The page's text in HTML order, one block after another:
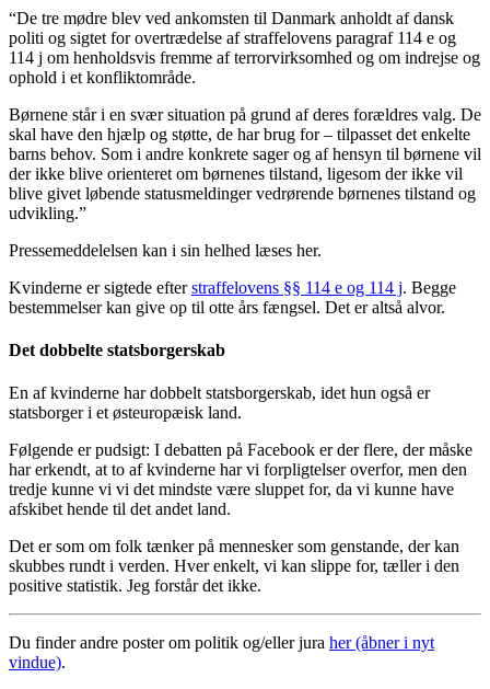
“De tre mødre blev ved ankomsten til Danmark anholdt af dansk
politi og sigtet for overtrædelse af straffelovens paragraf 114 e og
114 j om henholdsvis fremme af terrorvirksomhed og om indrejse og
ophold i et konfliktområde.
Børnene står i en svær situation på grund af deres forældres valg. De
skal have den hjælp og støtte, de har brug for – tilpasset det enkelte
barns behov. Som i andre konkrete sager og af hensyn til børnene vil
der ikke blive orienteret om børnenes tilstand, ligesom der ikke vil
blive givet løbende statusmeldinger vedrørende børnenes tilstand og
udvikling.”
Pressemeddelelsen kan i sin helhed læses her.
Kvinderne er sigtede efterstraffelovens §§ 114 e og 114 j. Begge
bestemmelser kan give op til otte års fængsel. Det er altså alvor.
Det dobbelte statsborgerskab
En af kvinderne har dobbelt statsborgerskab, idet hun også er
statsborger i et østeuropæisk land.
Følgende er pudsigt: I debatten på Facebook er der flere, der måske
har erkendt, at to af kvinderne har vi forpligtelser overfor, men den
tredje kunne vi vi det mindste være sluppet for, da vi kunne have
afskibet hende til det andet land.
Det er som om folk tænker på mennesker som genstande, der kan
skubbes rundt i verden. Hver enkelt, vi kan slippe for, tæller i den
positive statistik. Jeg forstår det ikke.
Du finder andre poster om politik og/eller jura her (åbner i nyt
vindue).